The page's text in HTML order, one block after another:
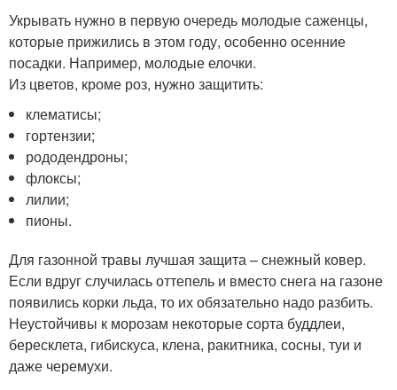
Укрывать нужно в первую очередь молодые саженцы,
которые прижились в этом году, особенно осенние
посадки. Например, молодые елочки.
Из цветов, кроме роз, нужно защитить:
клематисы;
гортензии;
рододендроны;
флоксы;
лилии;
пионы.
Для газонной травы лучшая защита – снежный ковер.
Если вдруг случилась оттепель и вместо снега на газоне
появились корки льда, то их обязательно надо разбить.
Неустойчивы к морозам некоторые сорта буддлеи,
бересклета, гибискуса, клена, ракитника, сосны, туи и
даже черемухи.